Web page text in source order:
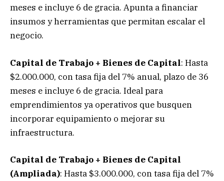
meses e incluye 6 de gracia. Apunta a financiar
insumos y herramientas que permitan escalar el
negocio.
Capital de Trabajo + Bienes de Capital: Hasta
$2.000.000, con tasa fija del 7% anual, plazo de 36
meses e incluye 6 de gracia. Ideal para
emprendimientos ya operativos que busquen
incorporar equipamiento o mejorar su
infraestructura.
Capital de Trabajo + Bienes de Capital
(Ampliada): Hasta $3.000.000, con tasa fija del 7%